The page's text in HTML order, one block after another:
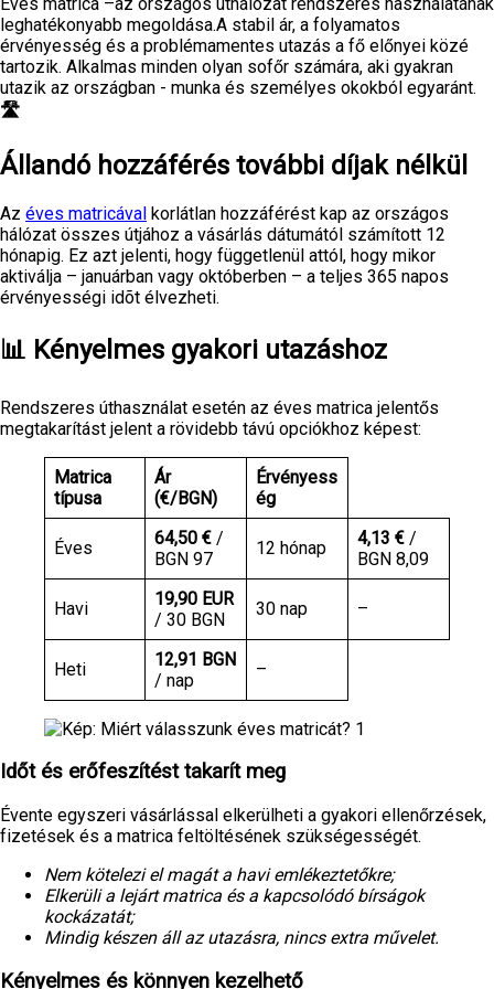
leghatékonyabb megoldása.A stabil ár, a folyamatos
érvényesség és a problémamentes utazás a fő előnyei közé
tartozik. Alkalmas minden olyan sofőr számára, aki gyakran
utazik az országban - munka és személyes okokból egyaránt.
🛣️
Állandó hozzáférés további díjak nélkül
Az éves matricával korlátlan hozzáférést kap az országos
hálózat összes útjához a vásárlás dátumától számított 12
hónapig. Ez azt jelenti, hogy függetlenül attól, hogy mikor
aktiválja – januárban vagy októberben – a teljes 365 napos
érvényességi idõt élvezheti.
📊 Kényelmes gyakori utazáshoz
Rendszeres úthasználat esetén az éves matrica jelentős
megtakarítást jelent a rövidebb távú opciókhoz képest:
Matrica
típusa
Ár
(€/BGN)
Érvényess
ég
Éves 64,50 € /
BGN 97
12 hónap 4,13 € /
BGN 8,09
Havi
19,90 EUR
/ 30 BGN
30 nap –
Heti
12,91 BGN
/ nap
–
Időt és erőfeszítést takarít meg
Évente egyszeri vásárlással elkerülheti a gyakori ellenőrzések,
fizetések és a matrica feltöltésének szükségességét.
Nem kötelezi el magát a havi emlékeztetőkre;
Elkerüli a lejárt matrica és a kapcsolódó bírságok
kockázatát;
Mindig készen áll az utazásra, nincs extra művelet.
Kényelmes és könnyen kezelhető